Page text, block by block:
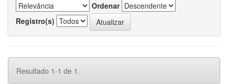
Ordenar
Registro(s)
Resultado 1-1 de 1.